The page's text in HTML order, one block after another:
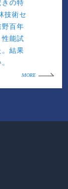
きの特
技術セ
野百年
性能試
。結果
MORE